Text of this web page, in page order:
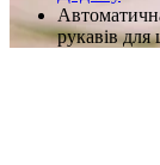
рукавів